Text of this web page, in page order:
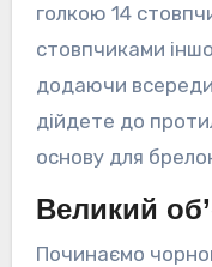
голкою 14
стовпчиками
додаючи
дійдете до
основу для
Великий
Починаємо